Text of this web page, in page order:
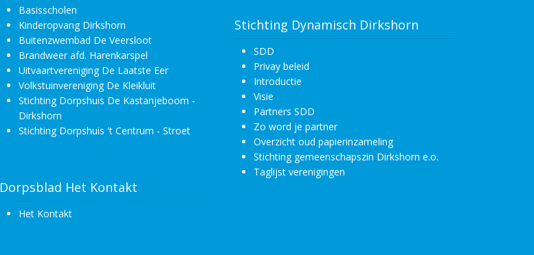
Basisscholen
Kinderopvang Dirkshorn
Buitenzwembad De Veersloot
Brandweer afd. Harenkarspel
Uitvaartvereniging De Laatste Eer
Volkstuinvereniging De Kleikluit
Stichting Dorpshuis De Kastanjeboom -
Dirkshorn
Stichting Dorpshuis 't Centrum - Stroet
Dorpsblad Het Kontakt
Het Kontakt
Stichting Dynamisch Dirkshorn
SDD
Privay beleid
Introductie
Visie
Partners SDD
Zo word je partner
Overzicht oud papierinzameling
Stichting gemeenschapszin Dirkshorn e.o.
Taglijst verenigingen